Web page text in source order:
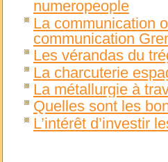
numeropeople
La communication
communication
Les vérandas du
La charcuterie
La métallurgie à
Quelles sont les
L’intérêt d’investir